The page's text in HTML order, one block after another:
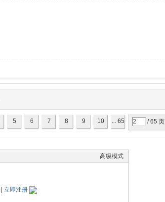
5 6 7 8 9 10 ... 65 / 65 页
高级模式
立即注册